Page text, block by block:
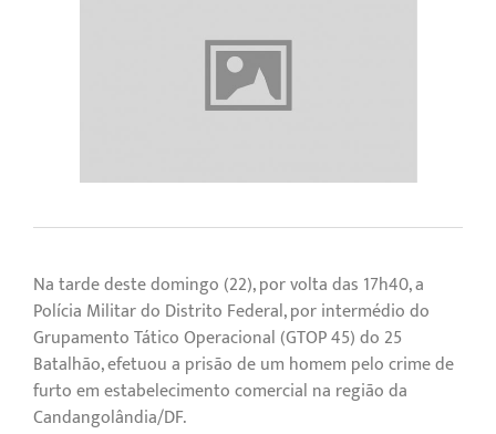
Na tarde deste domingo (22), por volta das 17h40, a
Polícia Militar do Distrito Federal, por intermédio do
Grupamento Tático Operacional (GTOP 45) do 25º
Batalhão, efetuou a prisão de um homem pelo crime de
furto em estabelecimento comercial na região da
Candangolândia/DF.